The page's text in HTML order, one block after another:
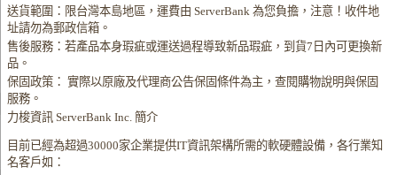
送貨範圍：限台灣本島地區，運費由 ServerBank 為您負擔，注意！收件地
址請勿為郵政信箱。
售後服務：若產品本身瑕疵或運送過程導致新品瑕疵，到貨7日內可更換新
品。
保固政策： 實際以原廠及代理商公告保固條件為主，查閱購物說明與保固
服務。
力梭資訊 ServerBank Inc. 簡介
目前已經為超過30000家企業提供IT資訊架構所需的軟硬體設備，各行業知
名客戶如：